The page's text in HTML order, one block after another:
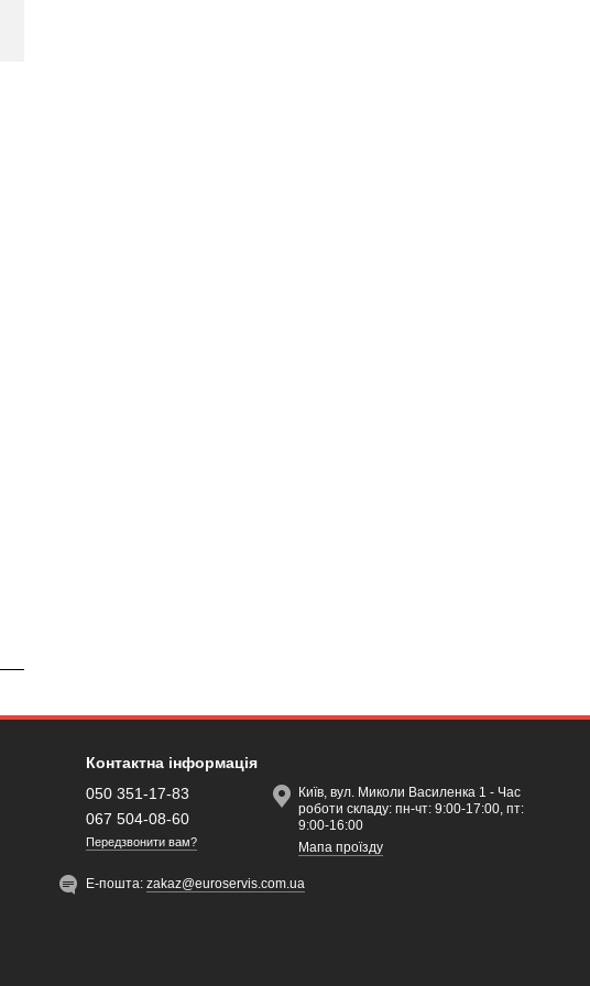
Контактна інформація
050 351-17-83
067 504-08-60
Передзвонити вам?
Київ, вул. Миколи Василенка 1 - Час
роботи складу: пн-чт: 9:00-17:00, пт:
9:00-16:00
Мапа проїзду
Е-пошта:zakaz@euroservis.com.ua